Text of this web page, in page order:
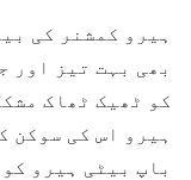
ہیرو کمشنر کی
بھی بہت تیز اور
کو ٹھیک ٹھاک
ہیرو اس کی سوکن
باپ بیٹی ہیرو